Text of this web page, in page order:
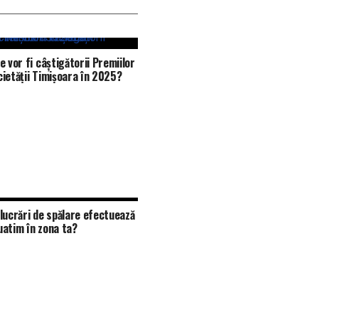
vor fi câștigătorii Premiilor
Timișoara în 2025?
de spălare efectuează
în zona ta?